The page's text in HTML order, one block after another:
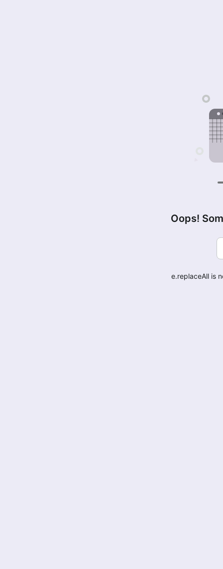
Oops!
e.replaceAll is